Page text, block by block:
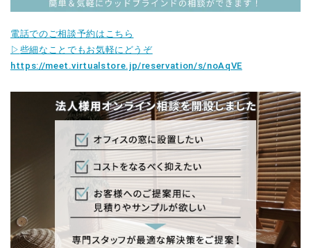
電話でのご相談予約はこちら
▷ 些細なことでもお気軽にどうぞ
https://meet.virtualstore.jp/reservation/s/noAqVE